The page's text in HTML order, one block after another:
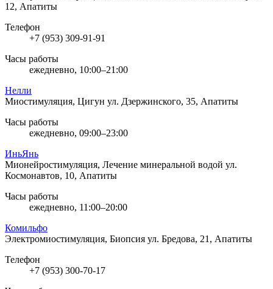
12, Апатиты
Телефон
+7 (953) 309-91-91
Часы работы
ежедневно, 10:00–21:00
Нелли
Миостимуляция, Цигун ул. Дзержинского, 35, Апатиты
Часы работы
ежедневно, 09:00–23:00
ИньЯнь
Мионейростимуляция, Лечение минеральной водой ул.
Космонавтов, 10, Апатиты
Часы работы
ежедневно, 11:00–20:00
Комильфо
Электромиостимуляция, Биопсия ул. Бредова, 21, Апатиты
Телефон
+7 (953) 300-70-17